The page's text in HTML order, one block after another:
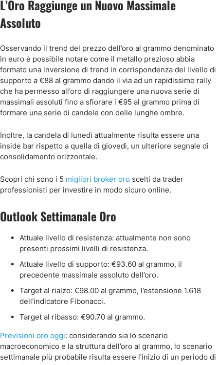
L’Oro Raggiunge un Nuovo Massimale
Assoluto
Osservando il trend del prezzo dell’oro al grammo denominato
in euro è possibile notare come il metallo prezioso abbia
formato una inversione di trend in corrispondenza del livello di
supporto a €88 al grammo dando il via ad un rapidissimo rally
che ha permesso all’oro di raggiungere una nuova serie di
massimali assoluti fino a sfiorare i €95 al grammo prima di
formare una serie di candele con delle lunghe ombre.
Inoltre, la candela di lunedì attualmente risulta essere una
inside bar rispetto a quella di giovedì, un ulteriore segnale di
consolidamento orizzontale.
Scopri chi sono i 5 migliori broker oro scelti da trader
professionisti per investire in modo sicuro online.
Outlook Settimanale Oro
Attuale livello di resistenza: attualmente non sono
presenti prossimi livelli di resistenza.
Attuale livello di supporto: €93.60 al grammo, il
precedente massimale assoluto dell’oro.
Target al rialzo: €98.00 al grammo, l’estensione 1.618
dell’indicatore Fibonacci.
Target al ribasso: €90.70 al grammo.
Previsioni oro oggi: considerando sia lo scenario
macroeconomico e la struttura dell’oro al grammo, lo scenario
settimanale più probabile risulta essere l’inizio di un periodo di